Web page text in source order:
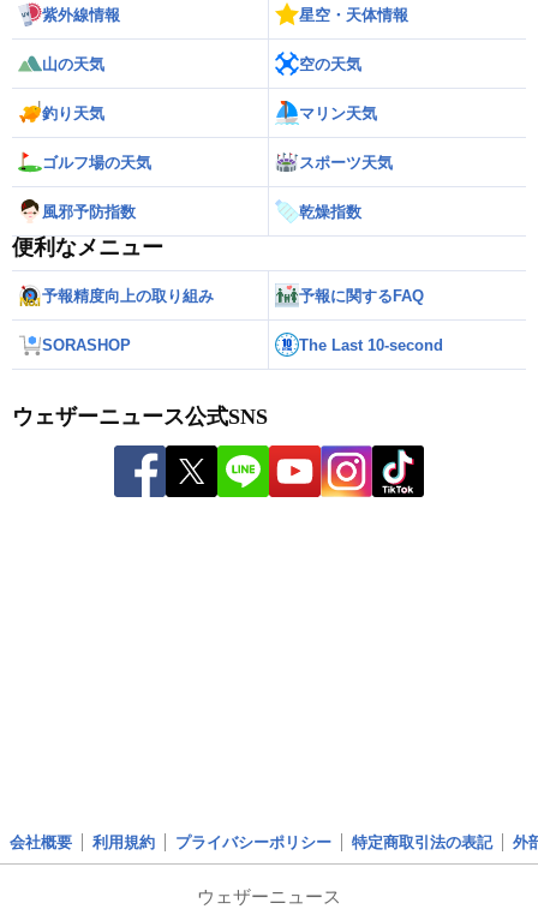
紫外線情報 星空・天体情報
山の天気 空の天気
釣り天気 マリン天気
ゴルフ場の天気 スポーツ天気
風邪予防指数 乾燥指数
便利なメニュー
予報精度向上の取り組み 予報に関するFAQ
SORASHOP The Last 10-second
ウェザーニュース公式SNS
会社概要 利用規約 プライバシーポリシー 特定商取引法の表記 外
ウェザーニュース